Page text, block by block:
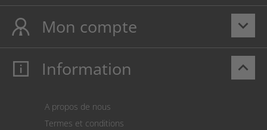
keyboard_arrow_down
Mon compte
Mon compte
Paiement
keyboard_arrow_up
Information
A propos de nous
Termes et conditions